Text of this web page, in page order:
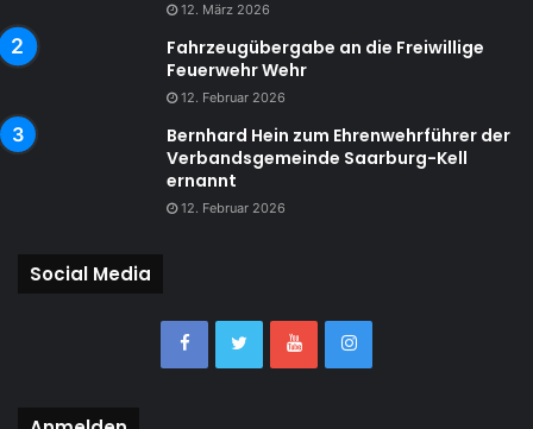
12. März 2026
Fahrzeugübergabe an die Freiwillige
Feuerwehr Wehr
12. Februar 2026
Bernhard Hein zum Ehrenwehrführer der
Verbandsgemeinde Saarburg-Kell
ernannt
12. Februar 2026
Social Media